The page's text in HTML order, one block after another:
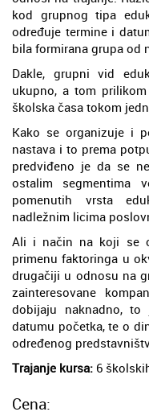
kod grupnog tipa
određuje termine i
bila formirana grupa od
Dakle, grupni vid
ukupno, a tom
školska časa tokom
Kako se organizuje i
nastava i to prema
predviđeno je da se
ostalim segmentima
pomenutih vrsta
nadležnim licima
Ali i način na koji se
primenu faktoringa u
drugačiji u odnosu na
zainteresovane
dobijaju naknadno,
datumu početka, te o
određenog
Trajanje kursa: 6
Cena: